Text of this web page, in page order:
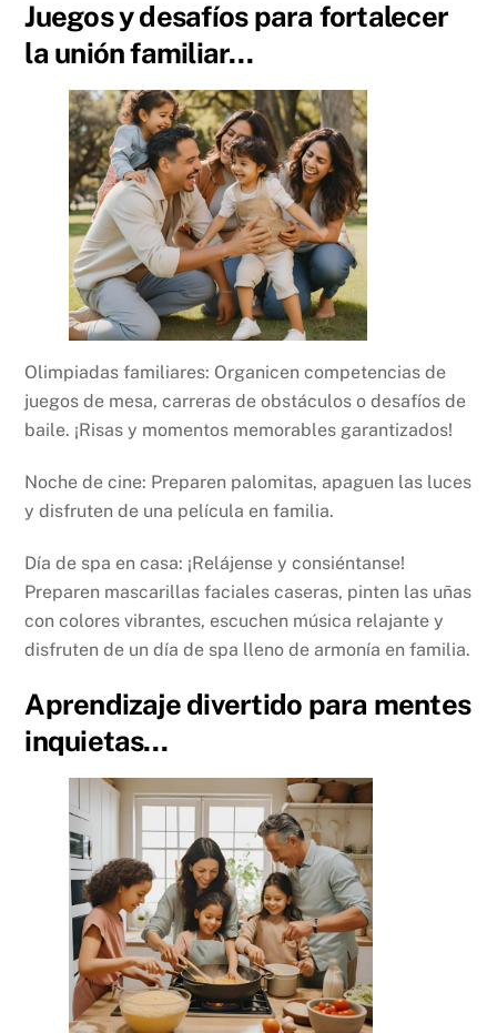
Juegos y desafíos para fortalecer
la unión familiar…
Olimpiadas familiares: Organicen competencias de
juegos de mesa, carreras de obstáculos o desafíos de
baile. ¡Risas y momentos memorables garantizados!
Noche de cine: Preparen palomitas, apaguen las luces
y disfruten de una película en familia.
Día de spa en casa: ¡Relájense y consiéntanse!
Preparen mascarillas faciales caseras, pinten las uñas
con colores vibrantes, escuchen música relajante y
disfruten de un día de spa lleno de armonía en familia.
Aprendizaje divertido para mentes
inquietas…